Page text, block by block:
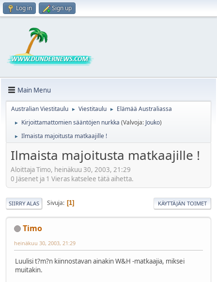
Log in Sign up
Main Menu
Australian Viestitaulu ► Viestitaulu ► Elämää Australiassa
► Kirjoittamattomien sääntöjen nurkka (Valvoja: Jouko)
► Ilmaista majoitusta matkaajille !
Ilmaista majoitusta matkaajille !
Aloittaja Timo, heinäkuu 30, 2003, 21:29
0 Jäsenet ja 1 Vieras katselee tätä aihetta.
SIIRRY ALAS Sivuja 1 KÄYTTÄJÄN TOIMET
Timo
heinäkuu 30, 2003, 21:29
Luulisi t?m?n kiinnostavan ainakin W&H -matkaajia, miksei
muitakin.